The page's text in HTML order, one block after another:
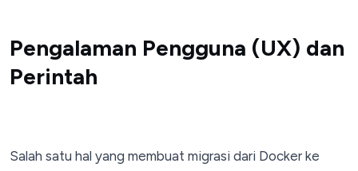
Pengalaman Pengguna (UX) dan
Perintah
Salah satu hal yang membuat migrasi dari Docker ke